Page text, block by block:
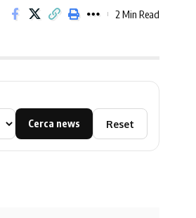
2 Min Read
Cerca news Reset